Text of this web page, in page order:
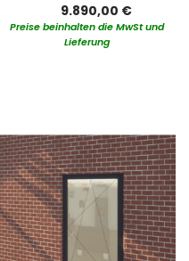
9.890,00 €
Preise beinhalten die MwSt und
Lieferung